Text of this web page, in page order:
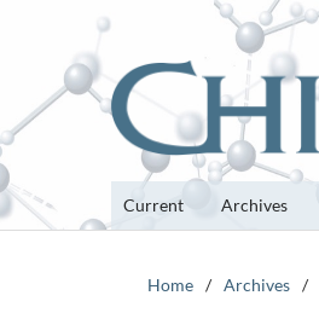
Current Archives
Home / Archives /